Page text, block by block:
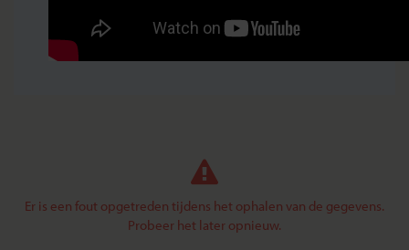
Er is een fout opgetreden tijdens het ophalen van de gegevens.
Probeer het later opnieuw.